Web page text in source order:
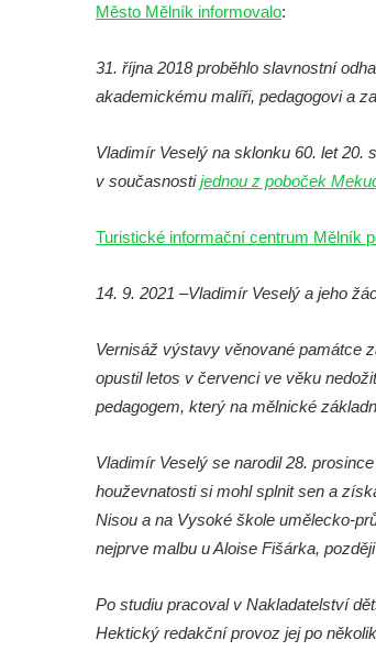
Česká pamětní deska Johanna
Německá pamětní deska Johanna
Wolfganga von Goethe na hradě
Mezné
Seingalt na zámeckém nádvoří v
Pamětní deska Heinricha Banka na
čp. 18/7 na náměstí Republiky v
Pamětní deska Ferdinanda Břetislava
Čechách
Pamětní deska Josefa Jaroslava
domě čp. 109 v Kalinově ulici v
Boru
Červeného na domě ve
v Praze Dubeč
Město Mělník informovalo:
31. října 2018 proběhlo slavnostní
akademickému malíři, pedagogovi a
Vladimír Veselý na sklonku 60. let 20.
v současnostijednou z poboček
Turistické informační centrum Mělník
14. 9. 2021 –Vladimír Veselý a jeho
Vernisáž výstavy věnované památce
opustil letos v červenci ve věku
pedagogem, který na mělnické
Vladimír Veselý se narodil 28.
houževnatosti si mohl splnit sen a
Nisou a na Vysoké škole umělecko-
nejprve malbu u Aloise Fišárka,
Po studiu pracoval v Nakladatelství
Hektický redakční provoz jej po